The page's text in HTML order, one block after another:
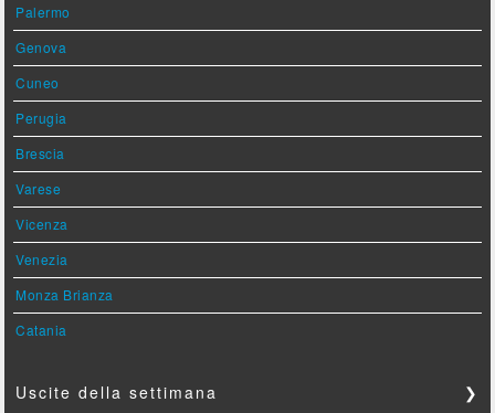
Palermo
Genova
Cuneo
Perugia
Brescia
Varese
Vicenza
Venezia
Monza Brianza
Catania
Uscite della settimana ❯